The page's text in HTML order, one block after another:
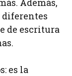
diferentes
de escritura
es la